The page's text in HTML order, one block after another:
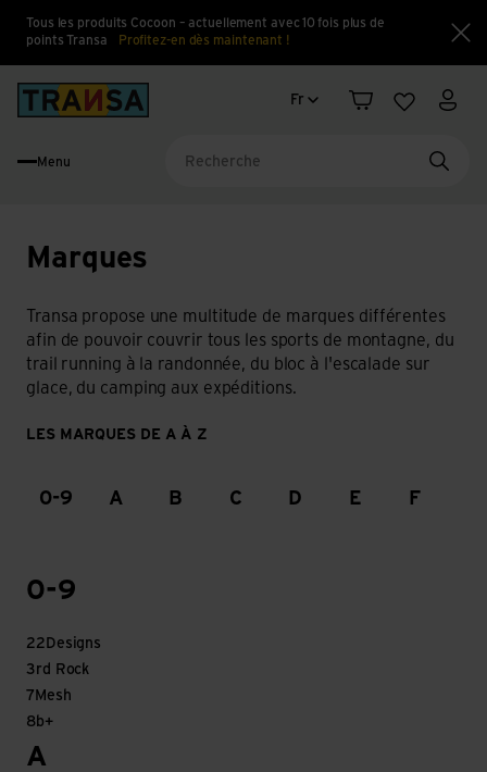
Tous les produits Cocoon – actuellement avec 10 fois plus de
points Transa
Profitez-en dès maintenant !
Changement de langue
Fr
PanierListe Mon
Menu
Marques
Transa propose une multitude de marques différentes
afin de pouvoir couvrir tous les sports de montagne, du
trail running à la randonnée, du bloc à l'escalade sur
glace, du camping aux expéditions.
LES MARQUES DE A À Z
0-9 A B C D E F
0-9
22Designs
3rd Rock
7Mesh
8b+
A